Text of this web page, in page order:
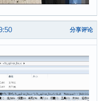
分享评论